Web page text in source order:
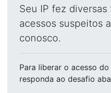
Seu IP fez
acessos suspeitos
conosco.
Para liberar o acesso do
responda ao desafio